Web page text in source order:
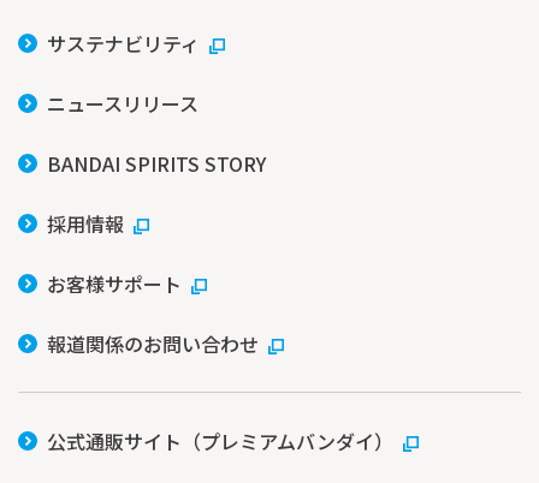
サステナビリティ
ニュースリリース
BANDAI SPIRITS STORY
採用情報
お客様サポート
報道関係のお問い合わせ
公式通販サイト（プレミアムバンダイ）